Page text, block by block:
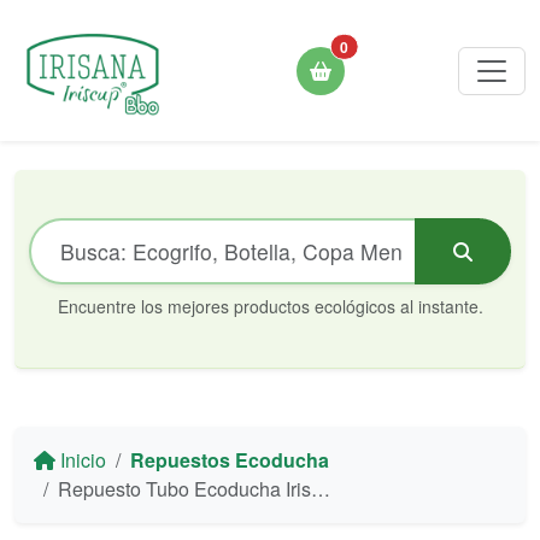
0
Encuentre los mejores productos ecológicos al instante.
Inicio
Repuestos Ecoducha
Repuesto Tubo Ecoducha Irisana